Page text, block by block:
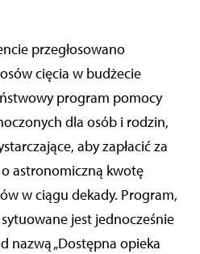
przegłosowano
cięcia w budżecie
program pomocy
dla osób i rodzin,
aby zapłacić za
astronomiczną kwotę
w ciągu dekady. Program,
jest jednocześnie
nazwą „Dostępna opieka